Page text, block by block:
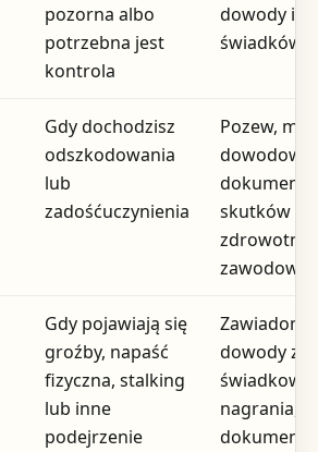
pozorna albo
potrzebna jest
kontrola
dowody i
świadków
Gdy dochodzisz
odszkodowania
lub
zadośćuczynienia
Pozew,
dowodowy,
skutków
Gdy pojawiają się
groźby, napaść
fizyczna, stalking
lub inne
podejrzenie
dowody
nagrania,